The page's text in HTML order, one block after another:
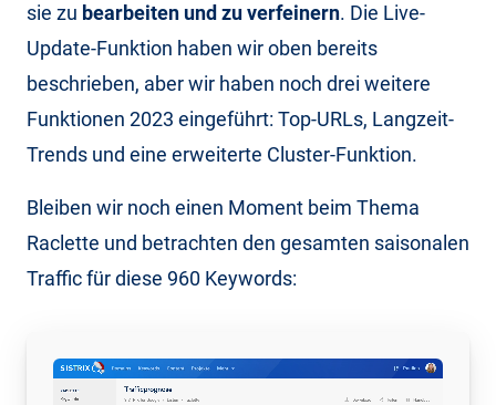
sie zu bearbeiten und zu verfeinern. Die Live-
Update-Funktion haben wir oben bereits
beschrieben, aber wir haben noch drei weitere
Funktionen 2023 eingeführt: Top-URLs, Langzeit-
Trends und eine erweiterte Cluster-Funktion.
Bleiben wir noch einen Moment beim Thema
Raclette und betrachten den gesamten saisonalen
Traffic für diese 960 Keywords: